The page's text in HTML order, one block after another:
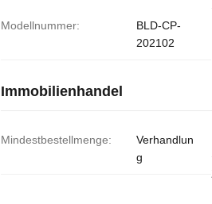
Modellnummer:
BLD-CP-
202102
Immobilienhandel
Mindestbestellmenge:
Verhandlun
g